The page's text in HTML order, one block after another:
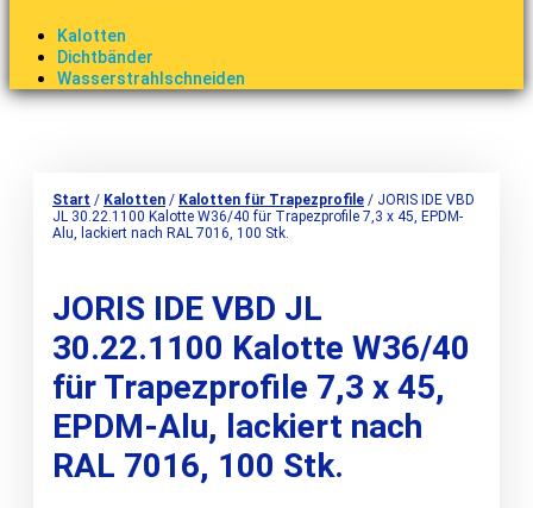
Kalotten
Dichtbänder
Wasserstrahlschneiden
Start / Kalotten / Kalotten für Trapezprofile / JORIS IDE VBD
JL 30.22.1100 Kalotte W36/40 für Trapezprofile 7,3 x 45, EPDM-
Alu, lackiert nach RAL 7016, 100 Stk.
JORIS IDE VBD JL
30.22.1100 Kalotte W36/40
für Trapezprofile 7,3 x 45,
EPDM-Alu, lackiert nach
RAL 7016, 100 Stk.